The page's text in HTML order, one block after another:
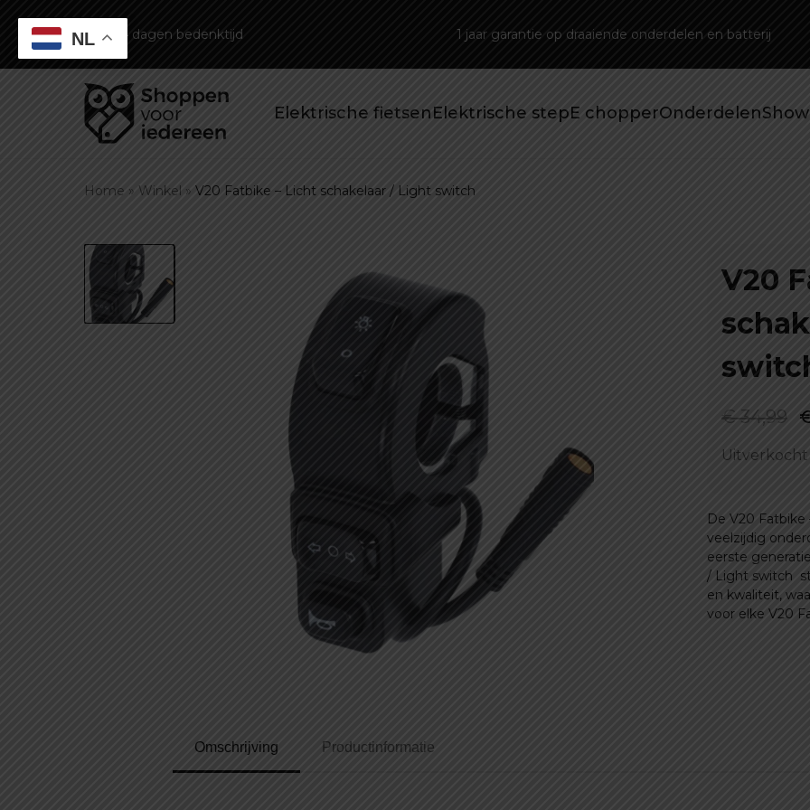
14 dagen bedenktijd 1 jaar garantie op draaiende onderdelen en batterij
Elektrische fietsenElektrische stepE chopperOnderdelen
Home » Winkel » V20 Fatbike – Licht schakelaar / Light switch
V20
€34,99
Uitverkocht
De V20
veelzijdig
eerste
/ Light switch
en kwaliteit,
voor elke V20
Omschrijving Productinformatie
NL